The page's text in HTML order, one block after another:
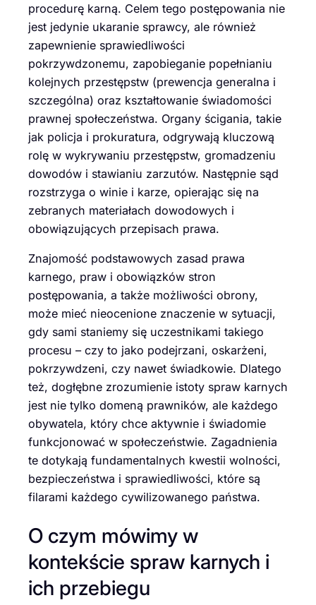
procedurę karną. Celem tego postępowania nie
jest jedynie ukaranie sprawcy, ale również
zapewnienie sprawiedliwości
pokrzywdzonemu, zapobieganie popełnianiu
kolejnych przestępstw (prewencja generalna i
szczególna) oraz kształtowanie świadomości
prawnej społeczeństwa. Organy ścigania, takie
jak policja i prokuratura, odgrywają kluczową
rolę w wykrywaniu przestępstw, gromadzeniu
dowodów i stawianiu zarzutów. Następnie sąd
rozstrzyga o winie i karze, opierając się na
zebranych materiałach dowodowych i
obowiązujących przepisach prawa.
Znajomość podstawowych zasad prawa
karnego, praw i obowiązków stron
postępowania, a także możliwości obrony,
może mieć nieocenione znaczenie w sytuacji,
gdy sami staniemy się uczestnikami takiego
procesu – czy to jako podejrzani, oskarżeni,
pokrzywdzeni, czy nawet świadkowie. Dlatego
też, dogłębne zrozumienie istoty spraw karnych
jest nie tylko domeną prawników, ale każdego
obywatela, który chce aktywnie i świadomie
funkcjonować w społeczeństwie. Zagadnienia
te dotykają fundamentalnych kwestii wolności,
bezpieczeństwa i sprawiedliwości, które są
filarami każdego cywilizowanego państwa.
O czym mówimy w
kontekście spraw karnych i
ich przebiegu